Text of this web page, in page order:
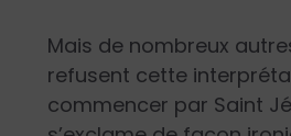
Mais de nombreux
refusent cette
commencer par Saint